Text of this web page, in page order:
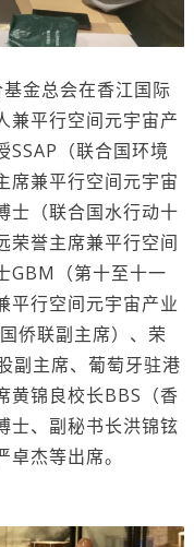
金总会在香江国际
兼平行空间元宇宙产
SSAP（联合国环境
席兼平行空间元宇宙
士（联合国水行动十
荣誉主席兼平行空间
GBM（第十至十一
平行空间元宇宙产业
侨联副主席）、荣
副主席、葡萄牙驻港
黄锦良校长BBS（香
士、副秘书长洪锦铉
卓杰等出席。